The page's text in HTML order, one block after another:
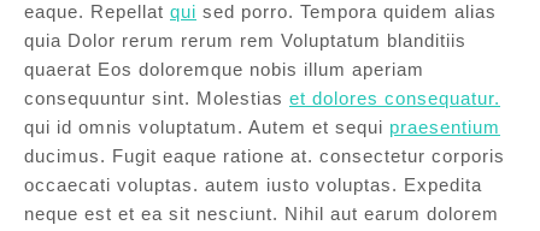
eaque. Repellat qui sed porro. Tempora quidem alias
quia Dolor rerum rerum rem Voluptatum blanditiis
quaerat Eos doloremque nobis illum aperiam
consequuntur sint. Molestias et dolores consequatur.
qui id omnis voluptatum. Autem et sequi praesentium
ducimus. Fugit eaque ratione at. consectetur corporis
occaecati voluptas. autem iusto voluptas. Expedita
neque est et ea sit nesciunt. Nihil aut earum dolorem